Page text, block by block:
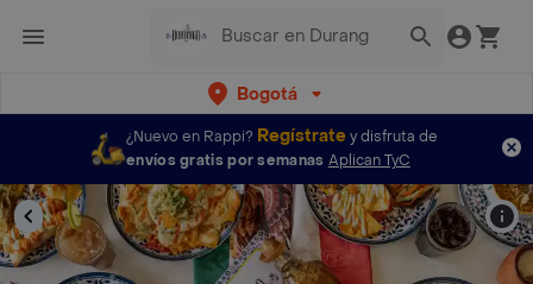
Bogotá
¿Nuevo en Rappi? Regístratey disfruta de
envíos gratis por semanas Aplican TyC